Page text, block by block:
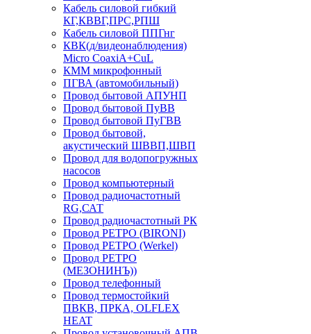
Кабель силовой гибкий
КГ,КВВГ,ПРС,РПШ
Кабель силовой ППГнг
КВК(д/видеонаблюдения)
Micro CoaxiA+CuL
КММ микрофонный
ПГВА (автомобильный)
Провод бытовой АПУНП
Провод бытовой ПуВВ
Провод бытовой ПуГВВ
Провод бытовой,
акустический ШВВП,ШВП
Провод для водопогружных
насосов
Провод компьютерный
Провод радиочастотный
RG,САТ
Провод радиочастотный РК
Провод РЕТРО (BIRONI)
Провод РЕТРО (Werkel)
Провод РЕТРО
(МЕЗОНИНЪ))
Провод телефонный
Провод термостойкий
ПВКВ, ПРКА, OLFLEX
HEAT